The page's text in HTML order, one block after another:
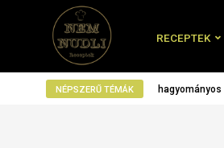
RECEPTEK
NÉPSZERŰ TÉMÁK hagyományos